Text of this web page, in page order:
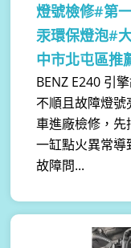
燈號檢修#第
汞環保燈泡#
中市北屯區推
BENZ E240 引
不順且故障燈
車進廠檢修，
一缸點火異常
故障問...